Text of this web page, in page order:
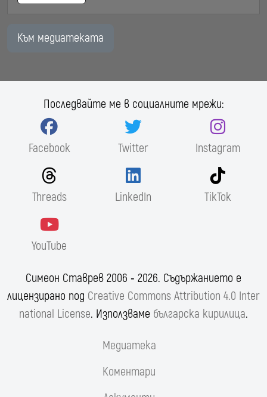
Към медиатеката
Последвайте ме в социалните мрежи:
Facebook Twitter Instagram
Threads LinkedIn TikTok
YouTube
Симеон Ставрев 2006 ‐ 2026. Съдържанието е
лицензирано под Creative Commons Attribution 4.0 Inter
national License. Използваме българска кирилица.
Медиатека
Коментари